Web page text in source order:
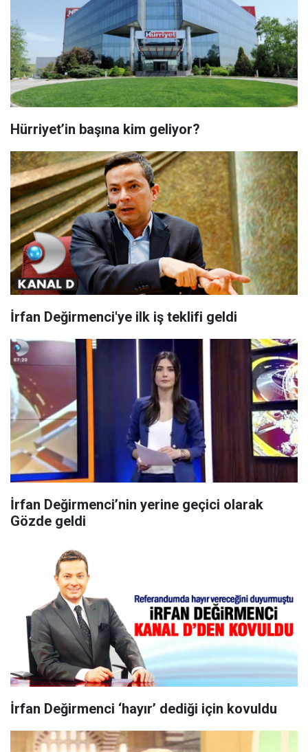
Hürriyet’in başına kim geliyor?
İrfan Değirmenci'ye ilk iş teklifi geldi
İrfan Değirmenci’nin yerine geçici olarak
Gözde geldi
İrfan Değirmenci ‘hayır’ dediği için kovuldu